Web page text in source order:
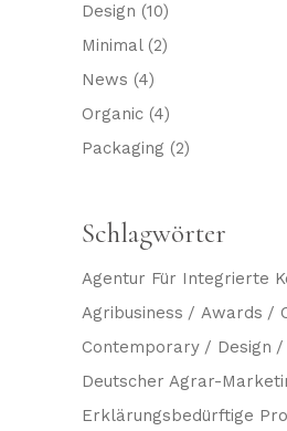
Design (10)
Minimal(2)
News (4)
Organic (4)
Packaging (2)
Schlagwörter
Agentur Für Integrierte
Agribusiness
Awards
Contemporary
Design
Deutscher Agrar-
Erklärungsbedürftige